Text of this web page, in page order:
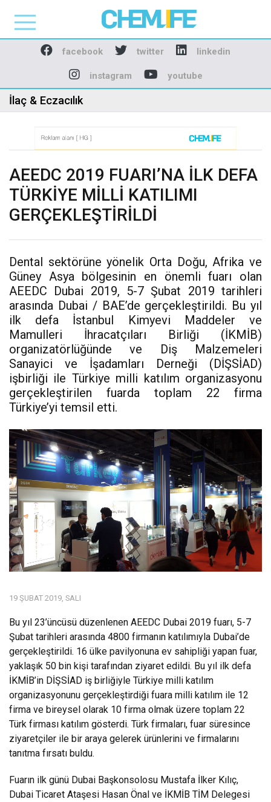
Chemlife - Basılı ve
facebook twitter linkedin
instagram youtube
İlaç & Eczacılık
AEEDC 2019 FUARI’NA İLK DEFA
TÜRKİYE MİLLİ KATILIMI
GERÇEKLEŞTİRİLDİ
Dental sektörüne yönelik Orta Doğu, Afrika ve
Güney Asya bölgesinin en önemli fuarı olan
AEEDC Dubai 2019, 5-7 Şubat 2019 tarihleri
arasında Dubai / BAE’de gerçekleştirildi. Bu yıl
ilk defa İstanbul Kimyevi Maddeler ve
Mamulleri İhracatçıları Birliği (İKMİB)
organizatörlüğünde ve Diş Malzemeleri
Sanayici ve İşadamları Derneği (DİŞSİAD)
işbirliği ile Türkiye milli katılım organizasyonu
gerçekleştirilen fuarda toplam 22 firma
Türkiye’yi temsil etti.
19 ŞUBAT 2019, SALI
Bu yıl 23’üncüsü düzenlenen AEEDC Dubai 2019 fuarı, 5-7
Şubat tarihleri arasında 4800 firmanın katılımıyla Dubai’de
gerçekleştirildi. 16 ülke pavilyonuna ev sahipliği yapan fuar,
yaklaşık 50 bin kişi tarafından ziyaret edildi. Bu yıl ilk defa
İKMİB’in DİŞSİAD iş birliğiyle Türkiye milli katılım
organizasyonunu gerçekleştirdiği fuara milli katılım ile 12
firma ve bireysel olarak 10 firma olmak üzere toplam 22
Türk firması katılım gösterdi. Türk firmaları, fuar süresince
ziyaretçiler ile bir araya gelerek ürünlerini ve firmalarını
tanıtma fırsatı buldu.
Fuarın ilk günü Dubai Başkonsolosu Mustafa İlker Kılıç,
Dubai Ticaret Ataşesi Hasan Önal ve İKMİB TİM Delegesi